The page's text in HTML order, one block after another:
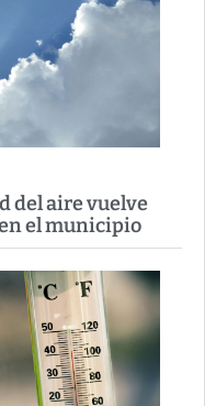
del aire vuelve
el municipio